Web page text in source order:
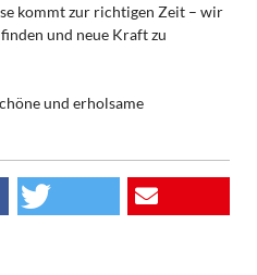
kommt zur richtigen Zeit – wir
und neue Kraft zu
und erholsame